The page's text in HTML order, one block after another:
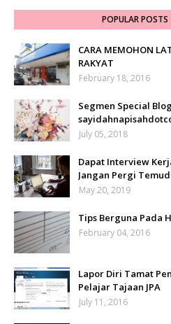
POPULAR POSTS
CARA MEMOHON
RAKYAT
February 18, 2016
Segmen Special
July 05, 2018
Dapat Interview
Jangan Pergi
May 20, 2019
Tips Berguna Pada
February 04, 2016
Lapor Diri Tamat
Pelajar Tajaan JPA
July 11, 2016